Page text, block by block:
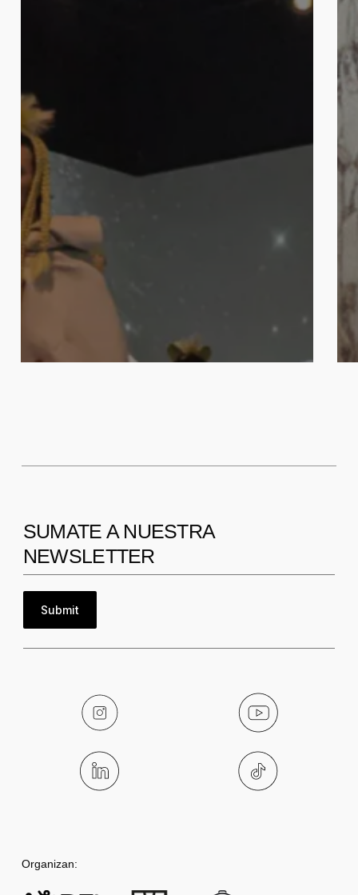
SUMATE A NUESTRA
NEWSLETTER
Submit
Organizan: